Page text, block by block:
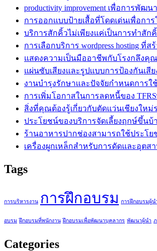
productivity improvement เพื่อการพัฒ
การออกแบบป้ายเสื้อที่โดดเด่นเพื่อก
บริการสักคิ้วไม่เพียงแค่เป็นการทำสัก
การเลือกบริการ wordpress hosting
แสดงความเป็นมืออาชีพกับโรงกลึงคุ
แผ่นซับเสียงและรูปแบบการป้องกันเสี
งานบำรุงรักษาและปัจจัยกำหนดการ
การเพิ่มโอกาสในการลดหนี้ของ
สิ่งที่คุณต้องรู้เกี่ยวกับตัดแว่นเชียงใหม่
ประโยชน์ของบริการจัดเลี้ยงฤกษ์ขึ้นบ้
ร้านอาหารปากช่องสามารถใช้ประโ
เครื่องผูกเหล็กสำหรับการดัดและอุตส
Tags
การบริหารงาน การฝึกอบรม การฝึกอบรมผู้น
อบรม ฝึกอบรมที่พนักงาน ฝึกอบรมเพื่อพัฒนาบุคลากร พัฒนาผู้นำ
Categories